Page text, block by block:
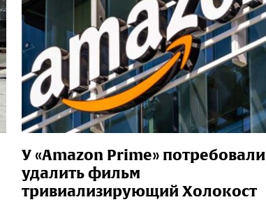
У «Amazon Prime» потребовали
удалить фильм
тривиализирующий Холокост